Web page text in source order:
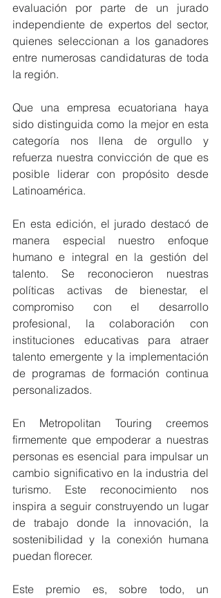
evaluación por parte de un jurado
independiente de expertos del sector,
quienes seleccionan a los ganadores
entre numerosas candidaturas de toda
la región.
Que una empresa ecuatoriana haya
sido distinguida como la mejor en esta
categoría nos llena de orgullo y
refuerza nuestra convicción de que es
posible liderar con propósito desde
Latinoamérica.
En esta edición, el jurado destacó de
manera especial nuestro enfoque
humano e integral en la gestión del
talento. Se reconocieron nuestras
políticas activas de bienestar, el
compromiso con el desarrollo
profesional, la colaboración con
instituciones educativas para atraer
talento emergente y la implementación
de programas de formación continua
personalizados.
En Metropolitan Touring creemos
firmemente que empoderar a nuestras
personas es esencial para impulsar un
cambio significativo en la industria del
turismo. Este reconocimiento nos
inspira a seguir construyendo un lugar
de trabajo donde la innovación, la
sostenibilidad y la conexión humana
puedan florecer.
Este premio es, sobre todo, un